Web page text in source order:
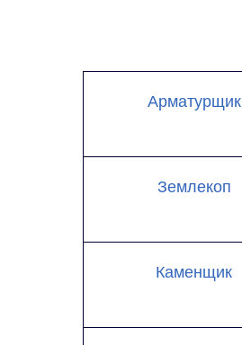
Арматурщик
Землекоп
Каменщик